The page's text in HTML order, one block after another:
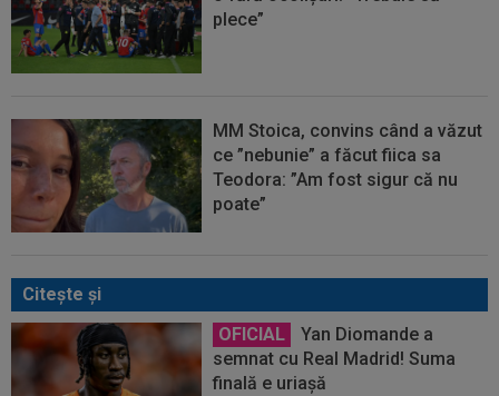
plece”
MM Stoica, convins când a văzut
ce ”nebunie” a făcut fiica sa
Teodora: ”Am fost sigur că nu
poate”
Citeşte şi
OFICIAL
Yan Diomande a
semnat cu Real Madrid! Suma
finală e uriașă